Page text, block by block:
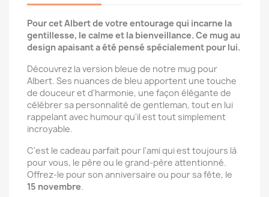
Pour cet Albert de votre entourage qui incarne la
gentillesse, le calme et la bienveillance. Ce mug au
design apaisant a été pensé spécialement pour lui.
Découvrez la version bleue de notre mug pour
Albert. Ses nuances de bleu apportent une touche
de douceur et d'harmonie, une façon élégante de
célébrer sa personnalité de gentleman, tout en lui
rappelant avec humour qu'il est tout simplement
incroyable.
C'est le cadeau parfait pour l'ami qui est toujours là
pour vous, le père ou le grand-père attentionné.
Offrez-le pour son anniversaire ou pour sa fête, le
15 novembre.